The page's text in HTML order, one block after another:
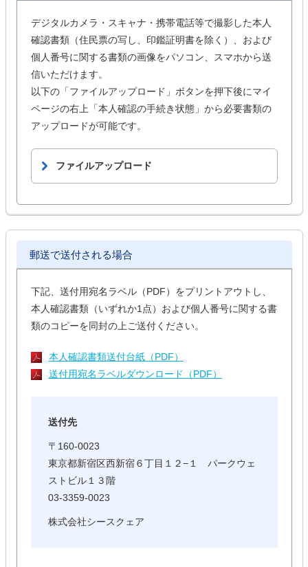
デジタルカメラ・スキャナ・携帯電話等で撮影した本人
確認書類（住民票の写し、印鑑証明書を除く）、および
個人番号に関する書類の画像をパソコン、スマホから送
信いただけます。
以下の「ファイルアップロード」ボタンを押下後にマイ
ページの右上「本人確認の手続き状態」から必要書類の
アップロードが可能です。
ファイルアップロード
郵送で送付される場合
下記、送付用宛名ラベル（PDF）をプリントアウトし、
本人確認書類（いずれか1点）および個人番号に関する書
類のコピーを同封の上ご送付ください。
本人確認書類送付台紙（PDF）
送付用宛名ラベルダウンロード（PDF）
送付先
〒160-0023
東京都新宿区西新宿６丁目１２−１ パークウェ
ストビル１３階
03-3359-0023
株式会社シースクェア